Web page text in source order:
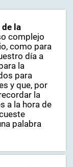
de la
complejo
como para
día a
la
para
y que, por
la
a la hora de
palabra